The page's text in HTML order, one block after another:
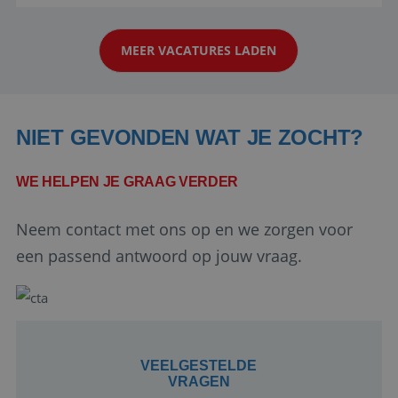
klanten te overtuigen om die droomreis te
boeken! ...
MEER VACATURES LADEN
NIET GEVONDEN WAT JE ZOCHT?
WE HELPEN JE GRAAG VERDER
Neem contact met ons op en we zorgen voor
een passend antwoord op jouw vraag.
VEELGESTELDE
VRAGEN
Google Privacy Policy